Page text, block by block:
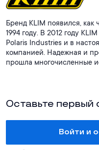
Бренд KLIM появился, как
1994 году. В 2012 году
Polaris Industries и в
компанией. Надежная и
прошла многочисленные
Оставьте первый
Войти и